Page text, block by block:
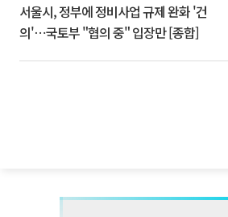
서울시, 정부에 정비사업 규제 완화 '건
의'⋯국토부 "협의 중" 입장만 [종합]